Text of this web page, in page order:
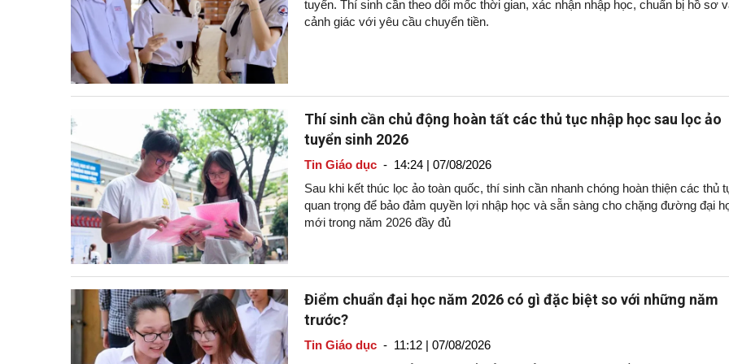
tuyển. Thí sinh cần theo dõi mốc thời gian, xác nhận nhập học, chuẩn bị hồ sơ
cảnh giác với yêu cầu chuyển tiền.
Thí sinh cần chủ động hoàn tất các thủ tục nhập học sau lọc ảo
tuyển sinh 2026
Tin Giáo dục- 14:24 | 07/08/2026
Sau khi kết thúc lọc ảo toàn quốc, thí sinh cần nhanh chóng hoàn thiện các thủ
quan trọng để bảo đảm quyền lợi nhập học và sẵn sàng cho chặng đường đại
mới trong năm 2026 đầy đủ
Điểm chuẩn đại học năm 2026 có gì đặc biệt so với những năm
trước?
Tin Giáo dục- 11:12 | 07/08/2026